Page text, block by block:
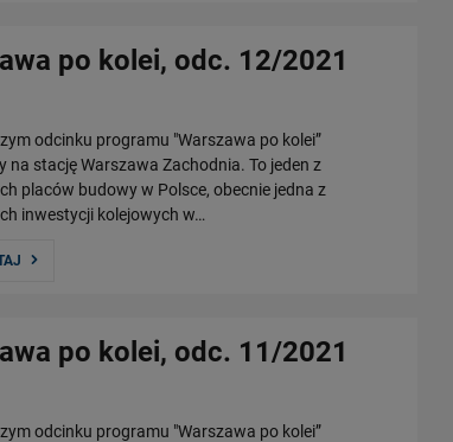
po kolei, odc. 12/2021
odcinku programu "Warszawa po kolei”
na stację Warszawa Zachodnia. To jeden z
placów budowy w Polsce, obecnie jedna z
inwestycji kolejowych w…
po kolei, odc. 11/2021
odcinku programu "Warszawa po kolei”